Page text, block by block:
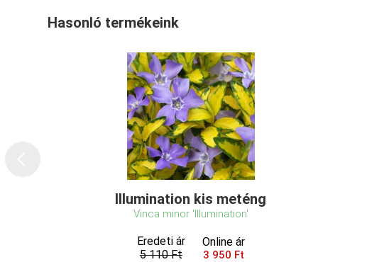
Hasonló termékeink
Illumination kis meténg
Vinca minor 'Illumination'
Eredeti ár
5 110 Ft
Online ár
3 950 Ft